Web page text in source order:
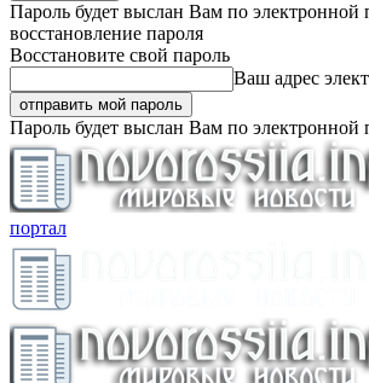
Пароль будет выслан Вам по электронной
восстановление пароля
Восстановите свой пароль
Ваш адрес
Пароль будет выслан Вам по электронной
портал